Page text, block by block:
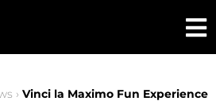
› Vinci la Maximo Fun Experience